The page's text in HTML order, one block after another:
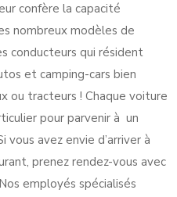
confère la capacité
nombreux modèles de
conducteurs qui résident
et camping-cars bien
ou tracteurs ! Chaque voiture
pour parvenir à un
avez envie d’arriver à
prenez rendez-vous avec
employés spécialisés